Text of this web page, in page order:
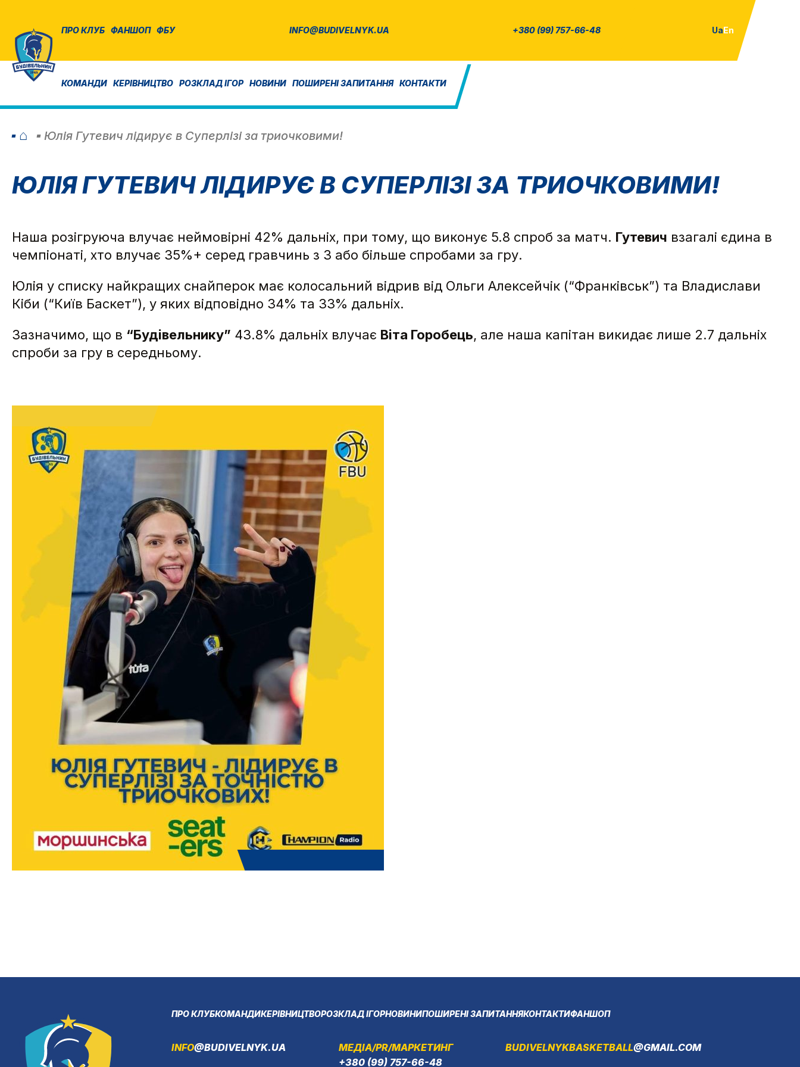
ПРО КЛУБ ФАНШОП ФБУ INFO@BUDIVELNYK.UA +380 (99) 757-66-48 UaEn
КОМАНДИ КЕРІВНИЦТВО РОЗКЛАД ІГОР НОВИНИ ПОШИРЕНІ ЗАПИТАННЯ КОНТАКТИ
⌂ Юлія Гутевич лідирує в Суперлізі за триочковими!
ЮЛІЯ ГУТЕВИЧ ЛІДИРУЄ В СУПЕРЛІЗІ ЗА ТРИОЧКОВИМИ!
Наша розігруюча влучає неймовірні 42% дальніх, при тому, що виконує 5.8 спроб за матч. Гутевич взагалі єдина в
чемпіонаті, хто влучає 35%+ серед гравчинь з 3 або більше спробами за гру.
Юлія у списку найкращих снайперок має колосальний відрив від Ольги Алексейчік (“Франківськ”) та Владислави
Кіби (“Київ Баскет”), у яких відповідно 34% та 33% дальніх.
Зазначимо, що в “Будівельнику” 43.8% дальніх влучає Віта Горобець, але наша капітан викидає лише 2.7 дальніх
спроби за гру в середньому.
ПРО КЛУБКОМАНДИКЕРІВНИЦТВОРОЗКЛАД ІГОРНОВИНИПОШИРЕНІ ЗАПИТАННЯКОНТАКТИФАНШОП
INFO@BUDIVELNYK.UA
МЕДІА/PR/МАРКЕТИНГ
+380 (99) 757-66-48
BUDIVELNYKBASKETBALL@GMAIL.COM